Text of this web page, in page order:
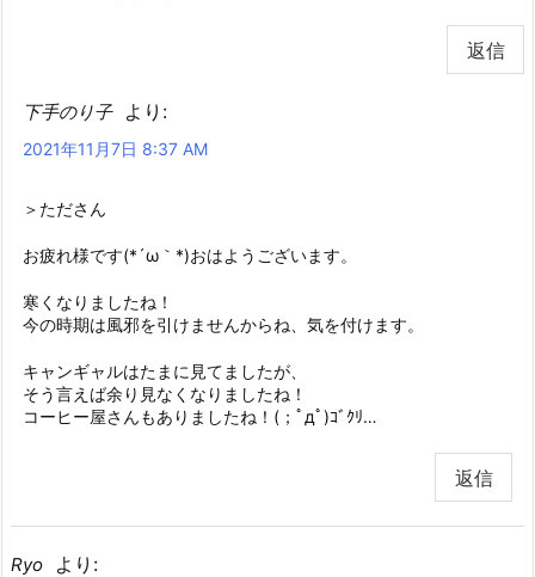
返信
下手のり子 より:
2021年11月7日 8:37 AM
＞たださん
お疲れ様です(*´ω｀*)おはようございます。
寒くなりましたね！
今の時期は風邪を引けませんからね、気を付けます。
キャンギャルはたまに見てましたが、
そう言えば余り見なくなりましたね！
コーヒー屋さんもありましたね！(；ﾟдﾟ)ｺﾞｸﾘ…
返信
Ryo より: